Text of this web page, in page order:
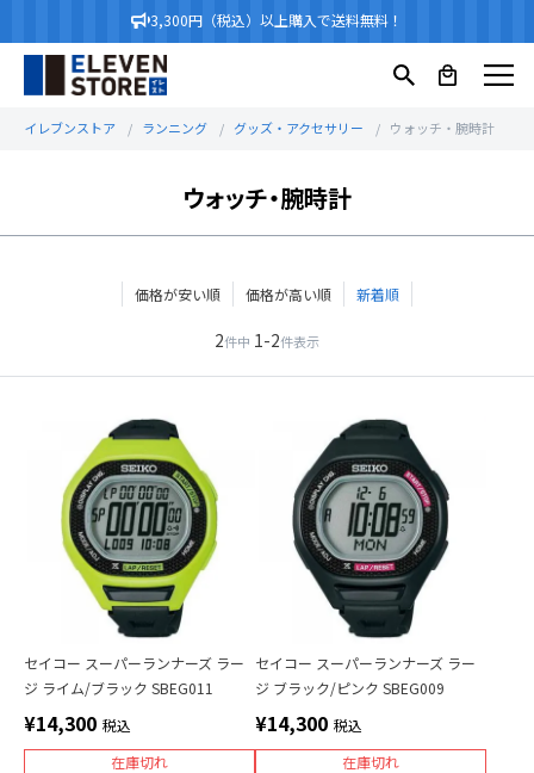
3,300円（税込）以上購入で送料無料！
イレブンストア ランニング グッズ・アクセサリー ウォッチ・腕時計
ウォッチ・腕時計
価格が安い順 価格が高い順 新着順
2件中 1-2件表示
セイコー スーパーランナーズ ラー
ジ ライム/ブラック SBEG011
¥14,300 税込
在庫切れ
セイコー スーパーランナーズ ラー
ジ ブラック/ピンク SBEG009
¥14,300 税込
在庫切れ